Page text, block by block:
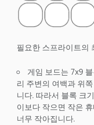
필요한 스프라이트의
게임 보드는 7x9
리 주변의 여백과 위
니다. 따라서 블록 크
이보다 작으면 작은
너무 작아집니다.